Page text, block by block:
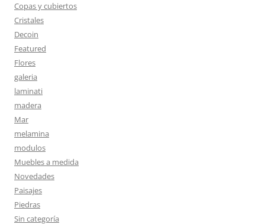
Copas y cubiertos
Cristales
Decoin
Featured
Flores
galeria
laminati
madera
Mar
melamina
modulos
Muebles a medida
Novedades
Paisajes
Piedras
Sin categoría